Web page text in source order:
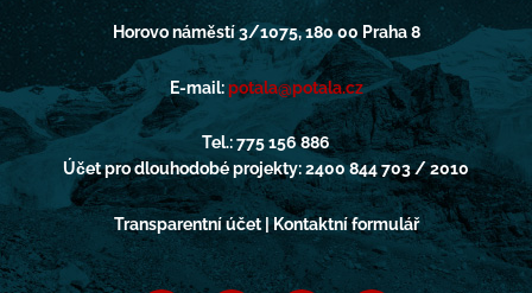
Horovo náměstí 3/1075, 180 00 Praha 8
E-mail:potala@potala.cz
Tel.: 775 156 886
Účet pro dlouhodobé projekty: 2400 844 703 / 2010
Transparentní účet | Kontaktní formulář